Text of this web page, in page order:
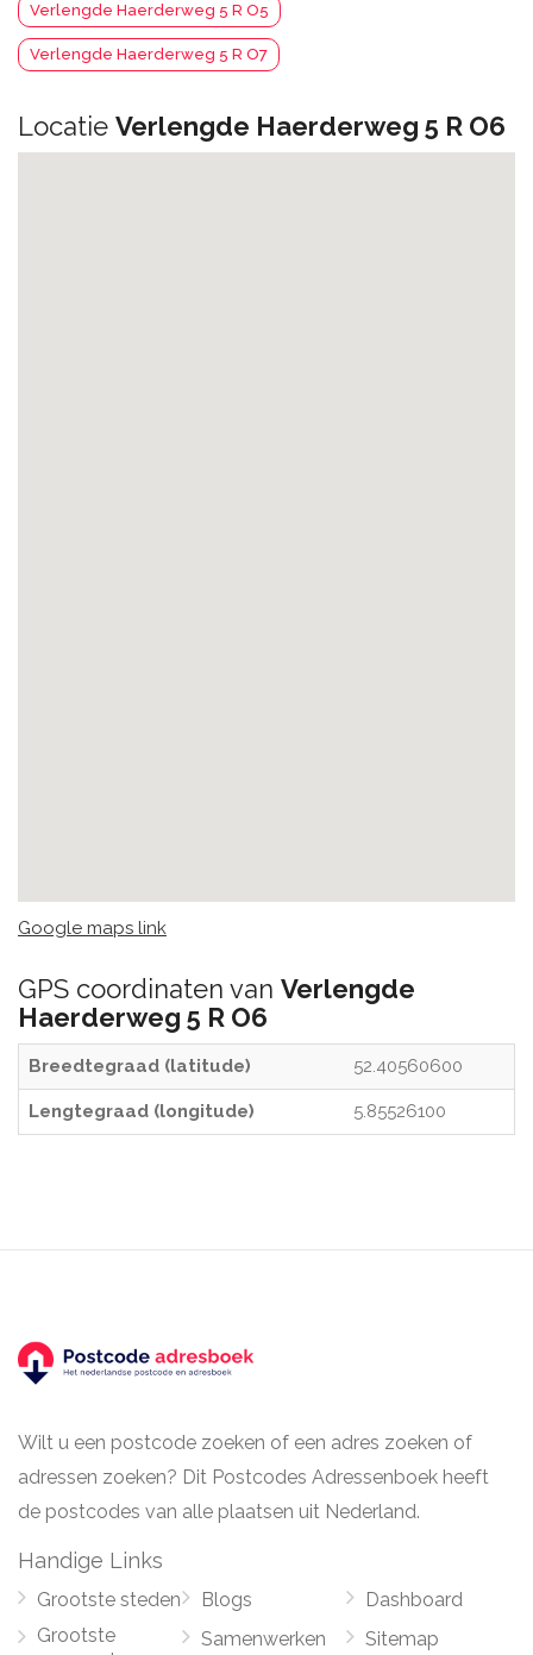
Verlengde Haerderweg 5 R O5
Verlengde Haerderweg 5 R O7
Locatie Verlengde Haerderweg 5 R O6
Google maps link
GPS coordinaten van Verlengde
Haerderweg 5 R O6
Breedtegraad (latitude) 52.40560600
Lengtegraad (longitude) 5.85526100
Wilt u een postcode zoeken of een adres zoeken of
adressen zoeken? Dit Postcodes Adressenboek heeft
de postcodes van alle plaatsen uit Nederland.
Handige Links
Grootste steden
Grootste
Blogs
Samenwerken
Dashboard
Sitemap